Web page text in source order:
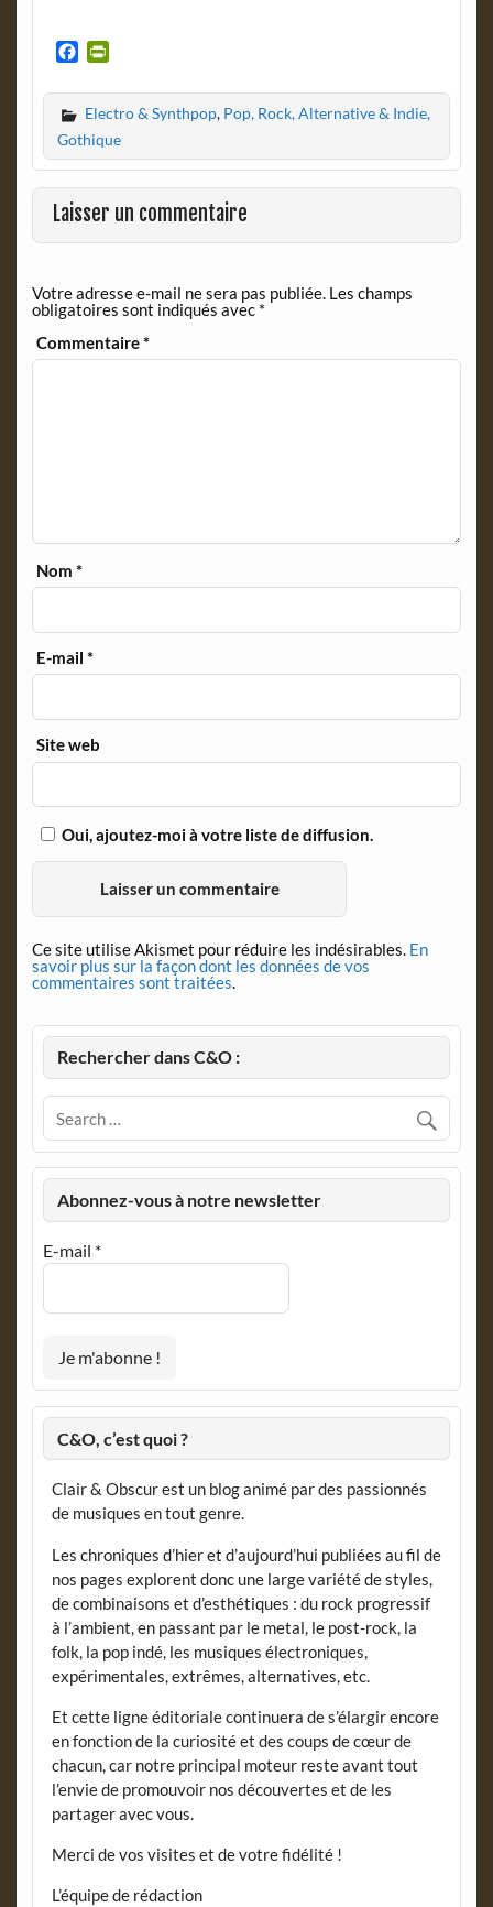
c
e
b
o
o
k
i
n
t
F
r
i
e
n
l
y
Electro & Synthpop, Pop, Rock, Alternative & Indie,
Gothique
Laisser un commentaire
Votre adresse e-mail ne sera pas publiée. Les champs
obligatoires sont indiqués avec *
Commentaire*
Nom*
E-mail*
Site web
Oui, ajoutez-moi à votre liste de diffusion.
Ce site utilise Akismet pour réduire les indésirables. En
savoir plus sur la façon dont les données de vos
commentaires sont traitées.
Rechercher dans C&O :
Abonnez-vous à notre newsletter
E-mail *
C&O, c’est quoi ?
Clair & Obscur est un blog animé par des passionnés
de musiques en tout genre.
Les chroniques d’hier et d’aujourd’hui publiées au fil de
nos pages explorent donc une large variété de styles,
de combinaisons et d’esthétiques : du rock progressif
à l’ambient, en passant par le metal, le post-rock, la
folk, la pop indé, les musiques électroniques,
expérimentales, extrêmes, alternatives, etc.
Et cette ligne éditoriale continuera de s’élargir encore
en fonction de la curiosité et des coups de cœur de
chacun, car notre principal moteur reste avant tout
l’envie de promouvoir nos découvertes et de les
partager avec vous.
Merci de vos visites et de votre fidélité !
L’équipe de rédaction